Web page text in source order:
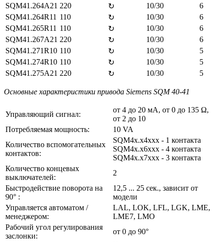
SQM41.264A21 220 ↻ 10/30
6
SQM41.264R11 110 ↻ 10/30
6
SQM41.265R11 110 ↻ 10/30
6
SQM41.267A21 220 ↻ 10/30
6
SQM41.271R10 110 ↻ 10/30
5
SQM41.274R10 110 ↻ 10/30
5
SQM41.275A21 220 ↻ 10/30 5
Основные характеристики привода Siemens SQM 40-41
Управляющий сигнал:
от 4 до 20 мА, от 0 до 135 Ω,
от 2 до 10
Потребляемая мощность:
10 VA
Количество вспомогательных
контактов:
SQM4x.x4xxx - 1 контакта
SQM4x.x6xxx - 4 контакта
SQM4x.x7xxx - 3 контакта
Количество концевых
выключателей:
2
Быстродействие поворота на
90° :
12,5 ... 25 сек., зависит от
модели
Управляется автоматом /
менеджером:
LAL, LOK, LFL, LGK, LME,
LME7, LMO
Рабочий угол регулирования
заслонки:
от 0 до 90°